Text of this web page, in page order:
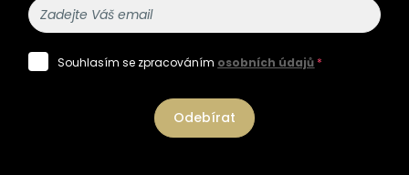
Souhlasím se zpracováním osobních údajů *
Odebírat